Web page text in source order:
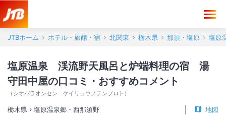
JTBホーム ホテル・旅館・宿 北関東 栃木県 那須・塩原 塩原
塩原温泉 渓流野天風呂と炉端料理の宿 湯
守田中屋の口コミ・おすすめコメント
（ シオバラオンセン ケイリュウノテンブロト ）
栃木県 塩原温泉郷・西那須野 地図